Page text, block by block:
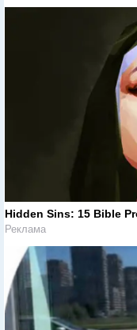
Hidden Sins: 15 Bible
Реклама